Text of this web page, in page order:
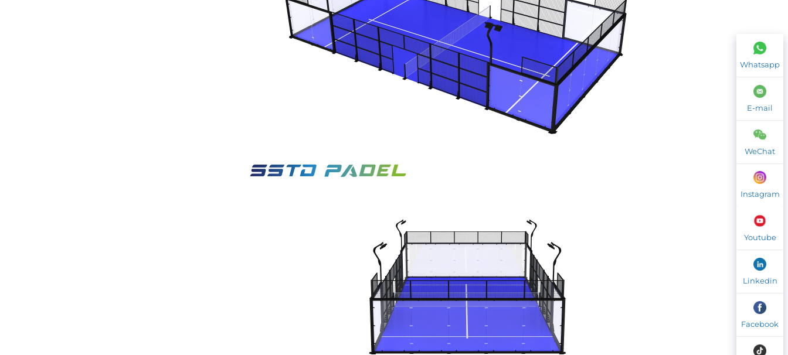
Whatsapp
E-mail
WeChat
Instagram
Youtube
Linkedin
Facebook